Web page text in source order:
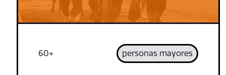
60+ personas mayores